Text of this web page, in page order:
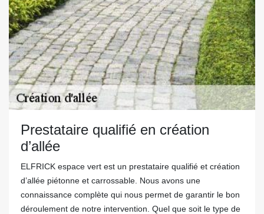
Prestataire qualifié en création
d’allée
ELFRICK espace vert est un prestataire qualifié et création
d’allée piétonne et carrossable. Nous avons une
connaissance complète qui nous permet de garantir le bon
déroulement de notre intervention. Quel que soit le type de